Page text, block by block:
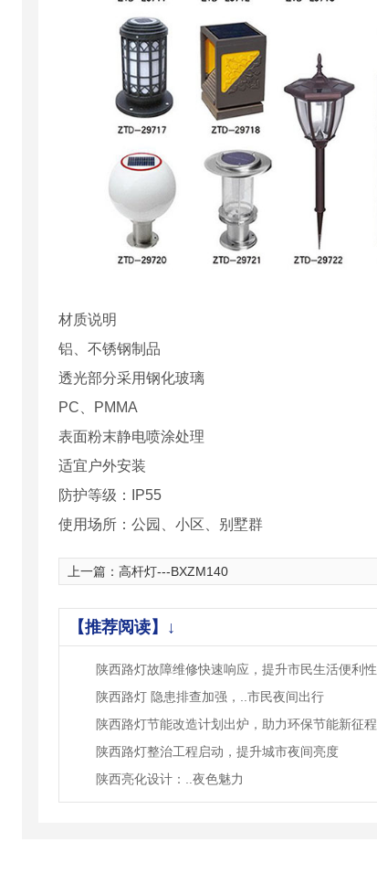
材质说明
铝、不锈钢制品
透光部分采用钢化玻璃
PC、PMMA
表面粉末静电喷涂处理
适宜户外安装
防护等级：IP55
使用场所：公园、小区、别墅群
上一篇： 高杆灯---BXZM140
【推荐阅读】↓
陕西路灯故障维修快速响应，提升市民生活便利性
陕西路灯 隐患排查加强，..市民夜间出行
陕西路灯节能改造计划出炉，助力环保节能新征程
陕西路灯整治工程启动，提升城市夜间亮度
陕西亮化设计：..夜色魅力